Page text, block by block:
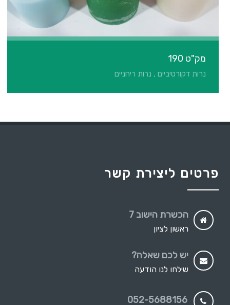
מק"ט 190
נרות דקורטיביים , נרות ריחניים
פרטים ליצירת קשר
הכשרת הישוב 7
ראשון לציון
יש לכם שאלה?
שילחו לנו הודעה
052-5688156